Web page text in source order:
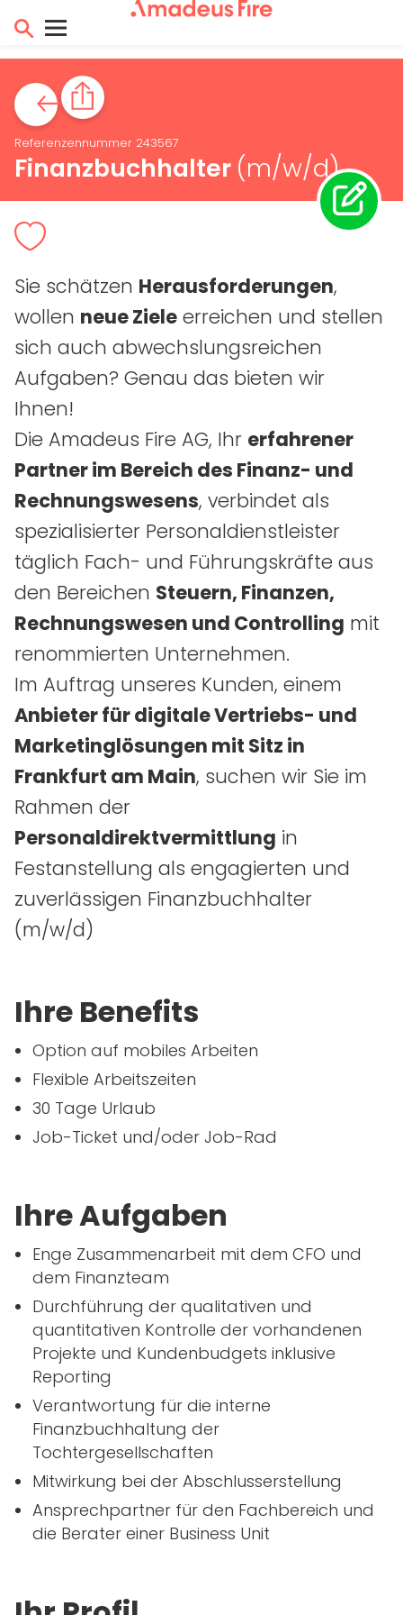
Referenzennummer 243567
Finanzbuchhalter (m/w/d)
Sie schätzen Herausforderungen,
wollen neue Ziele erreichen und stellen
sich auch abwechslungsreichen
Aufgaben? Genau das bieten wir
Ihnen!
Die Amadeus Fire AG, Ihr erfahrener
Partner im Bereich des Finanz- und
Rechnungswesens, verbindet als
spezialisierter Personaldienstleister
täglich Fach- und Führungskräfte aus
den Bereichen Steuern, Finanzen,
Rechnungswesen und Controlling mit
renommierten Unternehmen.
Im Auftrag unseres Kunden, einem
Anbieter für digitale Vertriebs- und
Marketinglösungen mit Sitz in
Frankfurt am Main, suchen wir Sie im
Rahmen der
Personaldirektvermittlung in
Festanstellung als engagierten und
zuverlässigen Finanzbuchhalter
(m/w/d)
Ihre Benefits
Option auf mobiles Arbeiten
Flexible Arbeitszeiten
30 Tage Urlaub
Job-Ticket und/oder Job-Rad
Ihre Aufgaben
Enge Zusammenarbeit mit dem CFO und
dem Finanzteam
Durchführung der qualitativen und
quantitativen Kontrolle der vorhandenen
Projekte und Kundenbudgets inklusive
Reporting
Verantwortung für die interne
Finanzbuchhaltung der
Tochtergesellschaften
Mitwirkung bei der Abschlusserstellung
Ansprechpartner für den Fachbereich und
die Berater einer Business Unit